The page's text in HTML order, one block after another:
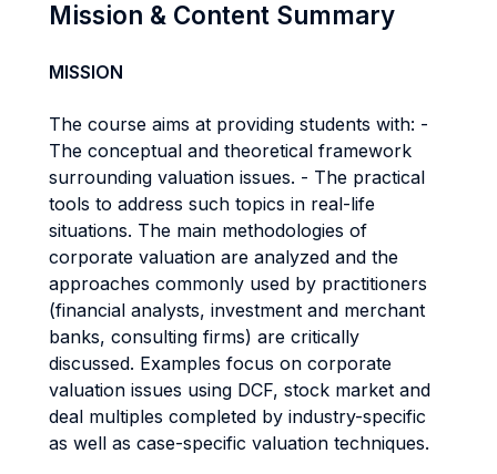
Mission & Content Summary
MISSION
The course aims at providing students with: -
The conceptual and theoretical framework
surrounding valuation issues. - The practical
tools to address such topics in real-life
situations. The main methodologies of
corporate valuation are analyzed and the
approaches commonly used by practitioners
(financial analysts, investment and merchant
banks, consulting firms) are critically
discussed. Examples focus on corporate
valuation issues using DCF, stock market and
deal multiples completed by industry-specific
as well as case-specific valuation techniques.